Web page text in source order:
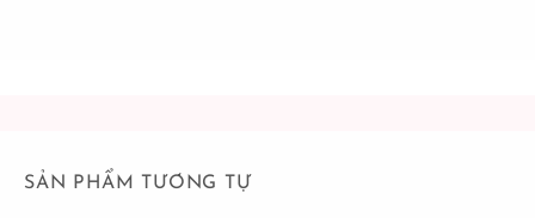
SẢN PHẨM TƯƠNG TỰ